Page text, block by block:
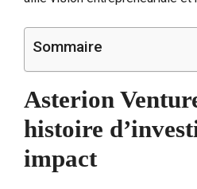
Sommaire
Asterion
histoire
impact